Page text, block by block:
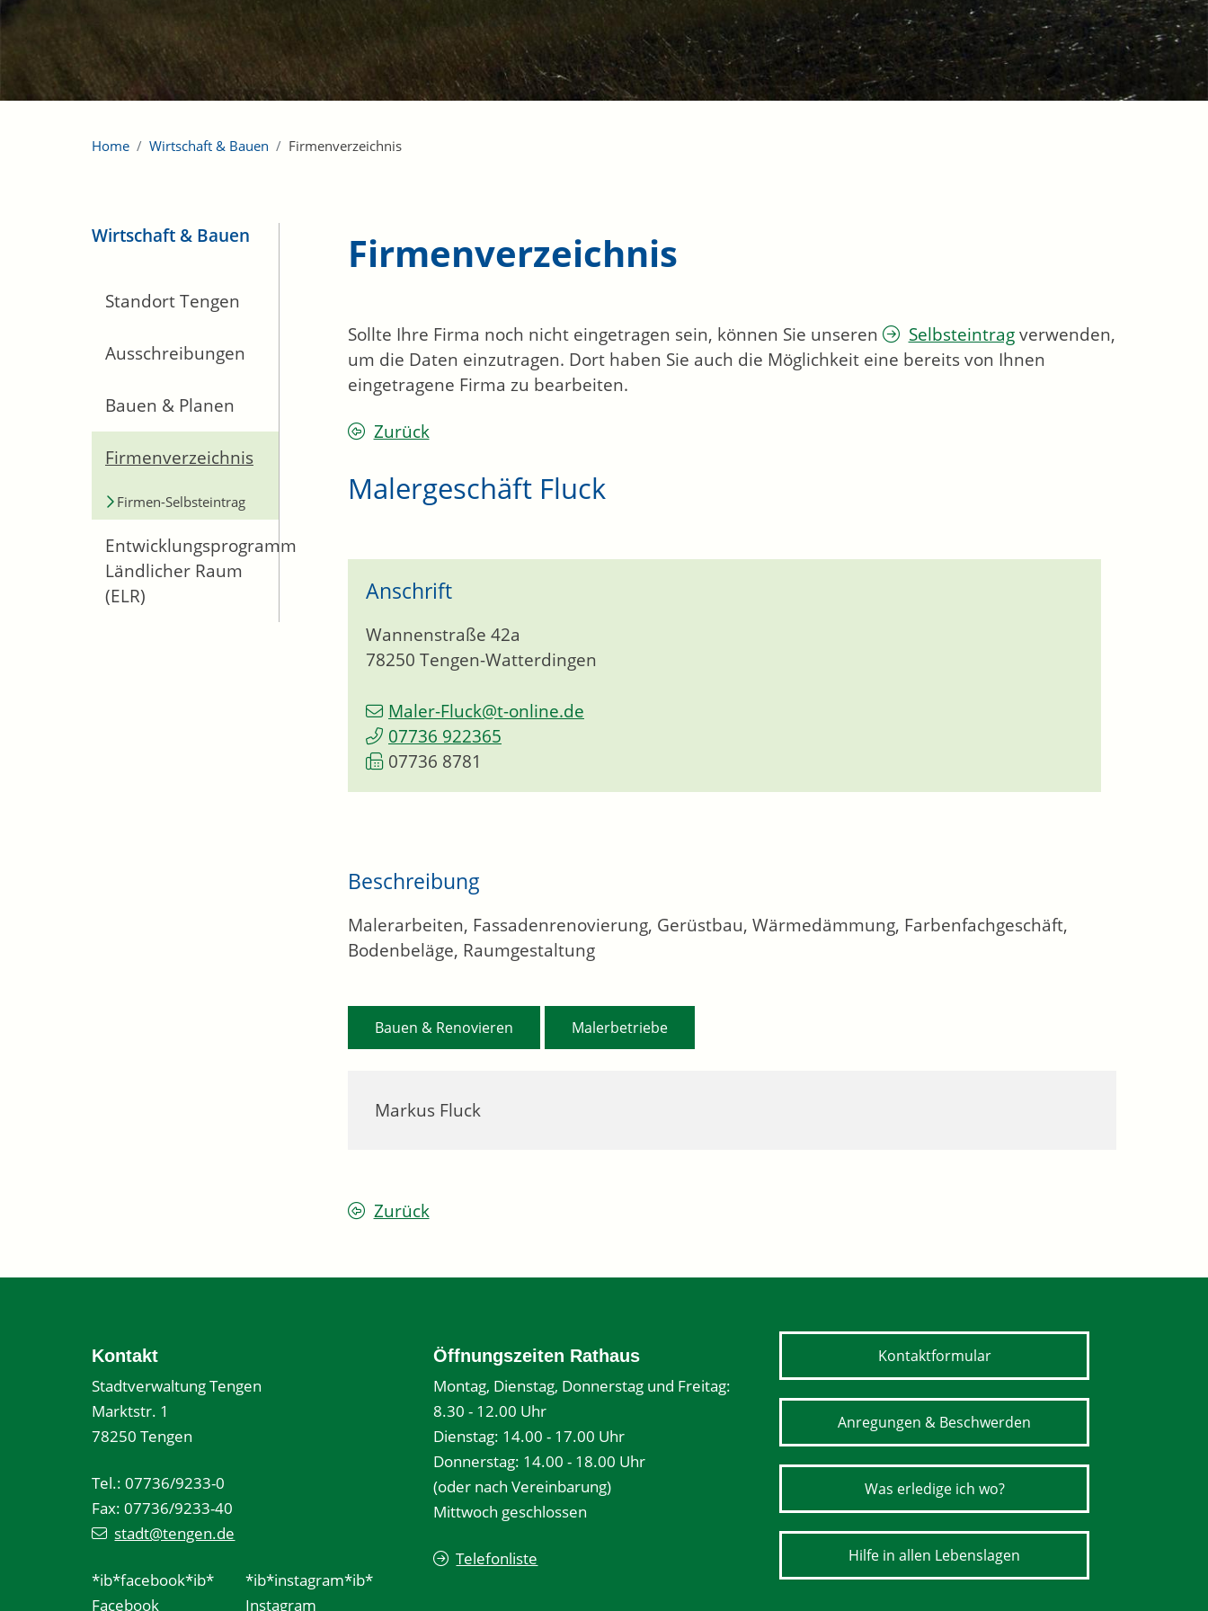
Home Wirtschaft & Bauen Firmenverzeichnis
Wirtschaft & Bauen
Standort Tengen
Ausschreibungen
Bauen & Planen
Firmenverzeichnis
Firmen-Selbsteintrag
Entwicklungsprogramm
Ländlicher Raum
(ELR)
Firmenverzeichnis
Sollte Ihre Firma noch nicht eingetragen sein, können Sie unseren Selbsteintragverwenden,
um die Daten einzutragen. Dort haben Sie auch die Möglichkeit eine bereits von Ihnen
eingetragene Firma zu bearbeiten.
Zurück
Malergeschäft Fluck
Anschrift
Wannenstraße 42a
78250 Tengen-Watterdingen
Maler-Fluck@t-online.de
07736 922365
07736 8781
Markus Fluck
Beschreibung
Malerarbeiten, Fassadenrenovierung, Gerüstbau, Wärmedämmung, Farbenfachgeschäft,
Bodenbeläge, Raumgestaltung
Bauen & Renovieren Malerbetriebe
Zurück
Kontakt
Stadtverwaltung Tengen
Marktstr. 1
78250 Tengen
Tel.: 07736/9233-0
Fax: 07736/9233-40
stadt@tengen.de
*ib*facebook*ib*
Facebook
*ib*instagram*ib*
Instagram
Öffnungszeiten Rathaus
Montag, Dienstag, Donnerstag und Freitag:
8.30 - 12.00 Uhr
Dienstag: 14.00 - 17.00 Uhr
Donnerstag: 14.00 - 18.00 Uhr
(oder nach Vereinbarung)
Mittwoch geschlossen
Telefonliste
Kontaktformular
Anregungen & Beschwerden
Was erledige ich wo?
Hilfe in allen Lebenslagen